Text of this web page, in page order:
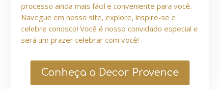
processo ainda mais fácil e conveniente para você.
Navegue em nosso site, explore, inspire-se e
celebre conosco! Você é nosso convidado especial e
será um prazer celebrar com você!
Conheça a Decor Provence